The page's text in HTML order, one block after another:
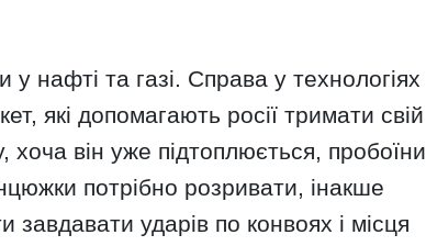
у нафті та газі. Справа у технологіях
які допомагають росії тримати свій
він уже підтоплюється, пробоїни
потрібно розривати, інакше
завдавати ударів по конвоях і місця